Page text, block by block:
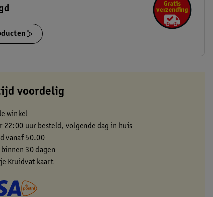
voordelig
winkel
22:00 uur besteld, volgende dag in huis
vanaf 50.00
30 dagen
Kruidvat kaart